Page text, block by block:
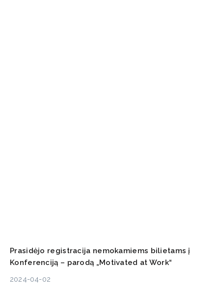
Prasidėjo registracija nemokamiems bilietams į
Konferenciją – parodą „Motivated at Work“
2024-04-02